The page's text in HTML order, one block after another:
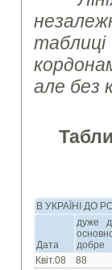
але без
В УКРАЇНІ ДО
Дата
дуже
добре
Квіт.08
88